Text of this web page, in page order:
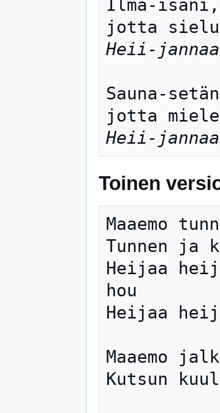
Ilma-
Heii-
Sauna-
Heii-
Toinen
Maaemo
Tunnen ja
Heijaa
hou
Heijaa
Maaemo
Kutsun